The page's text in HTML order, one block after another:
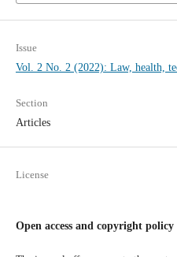
Issue
Vol. 2 No. 2 (2022): Law, health,
Section
Articles
License
Open access and copyright policy